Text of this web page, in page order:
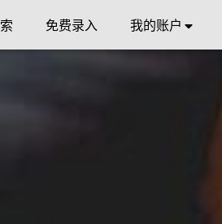
免费录入 我的账户